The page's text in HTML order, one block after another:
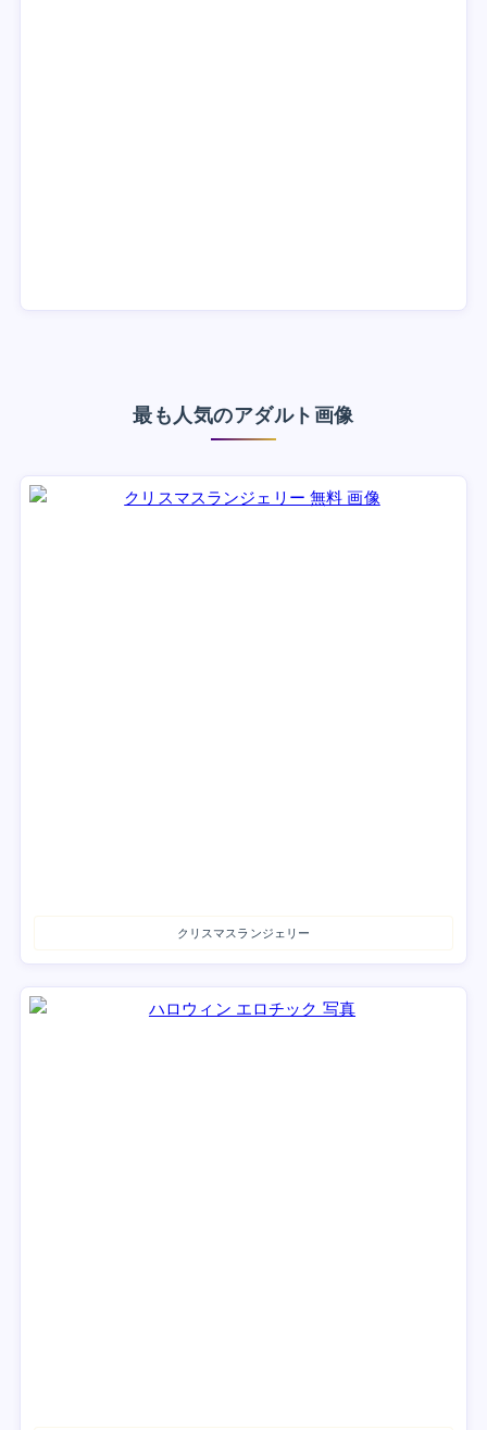
最も人気のアダルト画像
クリスマスランジェリー